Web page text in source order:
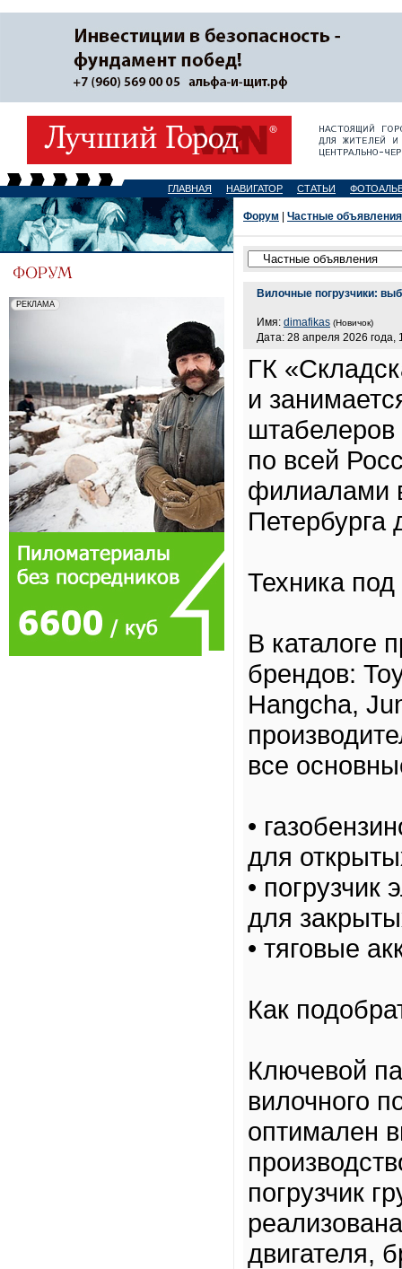
ГЛАВНАЯ НАВИГАТОР СТАТЬИ
Форум Частные объявления
Вилочные погрузчики:
Имя: dimafikas (Новичок)
Дата: 28 апреля 2026 года,
ГК
и
штабелеров
по всей
филиалами
Петербурга
Техника
В каталоге
брендов:
Hangcha,
все
•
для
•
для
• тяговые
Как
Ключевой
вилочного
оптимален
погрузчик
двигателя,